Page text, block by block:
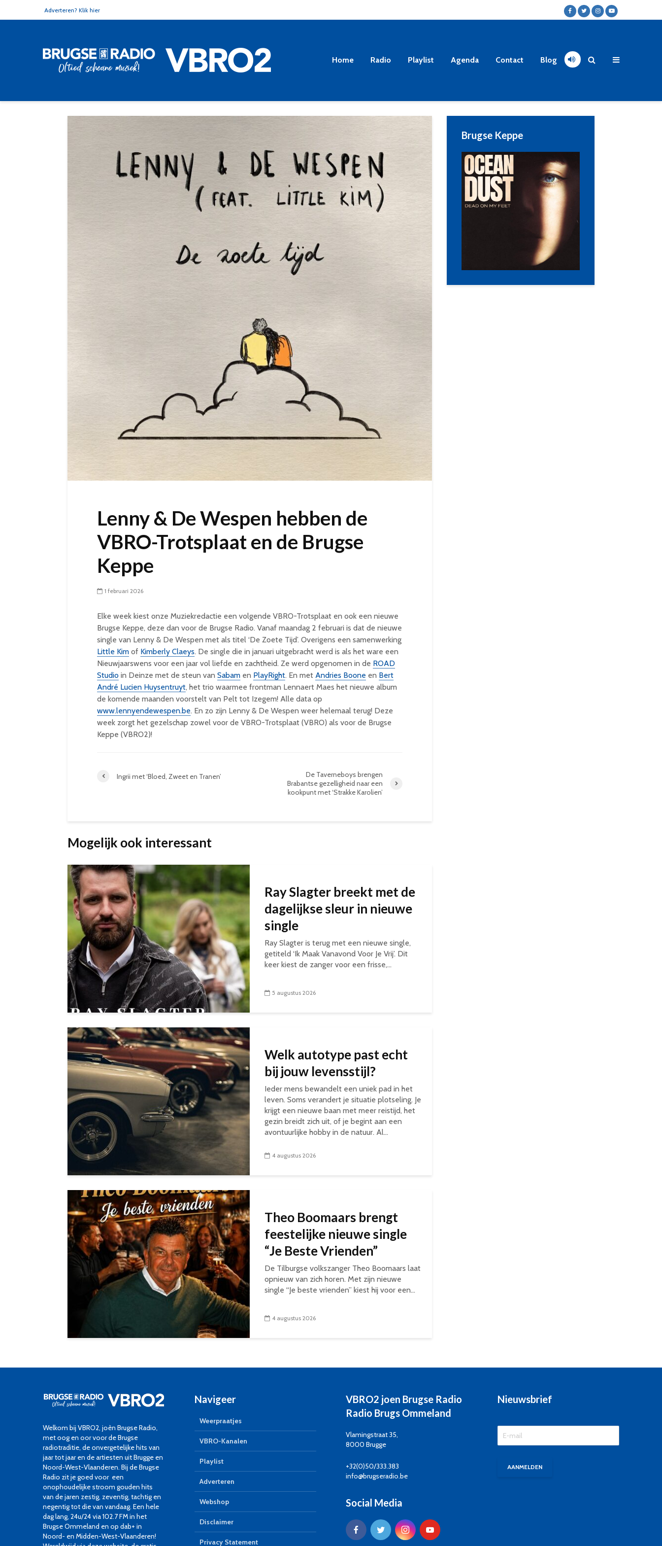
Adverteren? Klik hier
Home Radio Playlist Agenda Contact Blog
Lenny & De Wespen hebben de
VBRO-Trotsplaat en de Brugse
Keppe
1 februari 2026
Elke week kiest onze Muziekredactie een volgende VBRO-Trotsplaat en ook een nieuwe
Brugse Keppe, deze dan voor de Brugse Radio. Vanaf maandag 2 februari is dat de nieuwe
single van Lenny & De Wespen met als titel ‘De Zoete Tijd’. Overigens een samenwerking
Little Kim of Kimberly Claeys. De single die in januari uitgebracht werd is als het ware een
Nieuwjaarswens voor een jaar vol liefde en zachtheid. Ze werd opgenomen in de ROAD
Studio in Deinze met de steun van Sabam en PlayRight. En met Andries Boone en Bert
André Lucien Huysentruyt, het trio waarmee frontman Lennaert Maes het nieuwe album
de komende maanden voorstelt van Pelt tot Izegem! Alle data op
www.lennyendewespen.be. En zo zijn Lenny & De Wespen weer helemaal terug! Deze
week zorgt het gezelschap zowel voor de VBRO-Trotsplaat (VBRO) als voor de Brugse
Keppe (VBRO2)!
Ingrii met ‘Bloed, Zweet en Tranen’
De Taverneboys brengen
Brabantse gezelligheid naar een
kookpunt met ‘Strakke Karolien’
Mogelijk ook interessant
Ray Slagter breekt met de
dagelijkse sleur in nieuwe
single
Ray Slagter is terug met een nieuwe single,
getiteld ‘Ik Maak Vanavond Voor Je Vrij’. Dit
keer kiest de zanger voor een frisse,...
5 augustus 2026
Welk autotype past echt
bij jouw levensstijl?
Ieder mens bewandelt een uniek pad in het
leven. Soms verandert je situatie plotseling. Je
krijgt een nieuwe baan met meer reistijd, het
gezin breidt zich uit, of je begint aan een
avontuurlijke hobby in de natuur. Al...
4 augustus 2026
Theo Boomaars brengt
feestelijke nieuwe single
“Je Beste Vrienden”
De Tilburgse volkszanger Theo Boomaars laat
opnieuw van zich horen. Met zijn nieuwe
single “Je beste vrienden” kiest hij voor een...
4 augustus 2026
Brugse Keppe
Welkom bij VBRO2, joèn Brugse Radio,
met oog en oor voor de Brugse
radiotraditie, de onvergetelijke hits van
jaar tot jaar en de artiesten uit Brugge en
Noord-West-Vlaanderen. Bij de Brugse
Radio zit je goed voor een
onophoudelijke stroom gouden hits
van de jaren zestig, zeventig, tachtig en
negentig tot die van vandaag. Een hele
dag lang, 24u/24 via 102.7 FM in het
Brugse Ommeland en op dab+ in
Noord- en Midden-West-Vlaanderen!
Navigeer
Weerpraatjes
VBRO-Kanalen
Playlist
Adverteren
Webshop
Disclaimer
Privacy Statement
VBRO2 joen Brugse Radio
Radio Brugs Ommeland
Vlamingstraat 35,
8000 Brugge
+32(0)50/333.383
info@brugseradio.be
Social Media
Nieuwsbrief